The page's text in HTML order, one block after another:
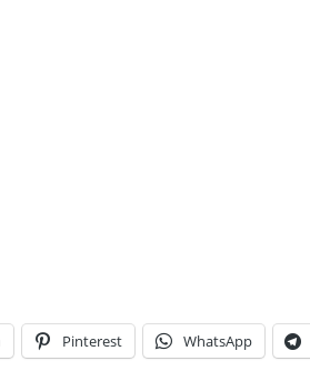
Pinterest WhatsApp